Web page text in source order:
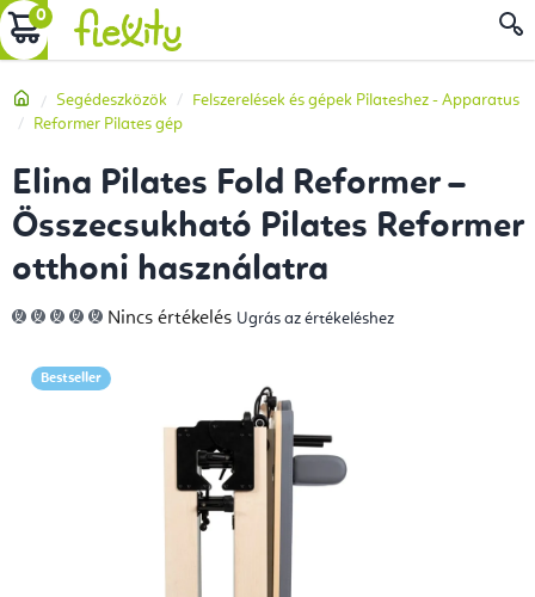
Ugrás
a
tartalomhoz
KOSÁR
Kezdőlap
Segédeszközök
Felszerelések és gépek Pilateshez - Apparatus
Reformer Pilates gép
Elina Pilates Fold Reformer –
Összecsukható Pilates Reformer
otthoni használatra
A
termék
5-
ből
Nincs értékelés Ugrás az értékeléshez
Bestseller